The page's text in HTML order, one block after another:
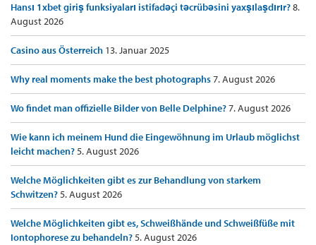
Hansı 1xbet giriş funksiyaları istifadəçi təcrübəsini yaxşılaşdırır?8.
August 2026
Casino aus Österreich 13. Januar 2025
Why real moments make the best photographs7. August 2026
Wo findet man offizielle Bilder von Belle Delphine?7. August 2026
Wie kann ich meinem Hund die Eingewöhnung im Urlaub möglichst
leicht machen?5. August 2026
Welche Möglichkeiten gibt es zur Behandlung von starkem
Schwitzen?5. August 2026
Welche Möglichkeiten gibt es, Schweißhände und Schweißfüße mit
Iontophorese zu behandeln?5. August 2026